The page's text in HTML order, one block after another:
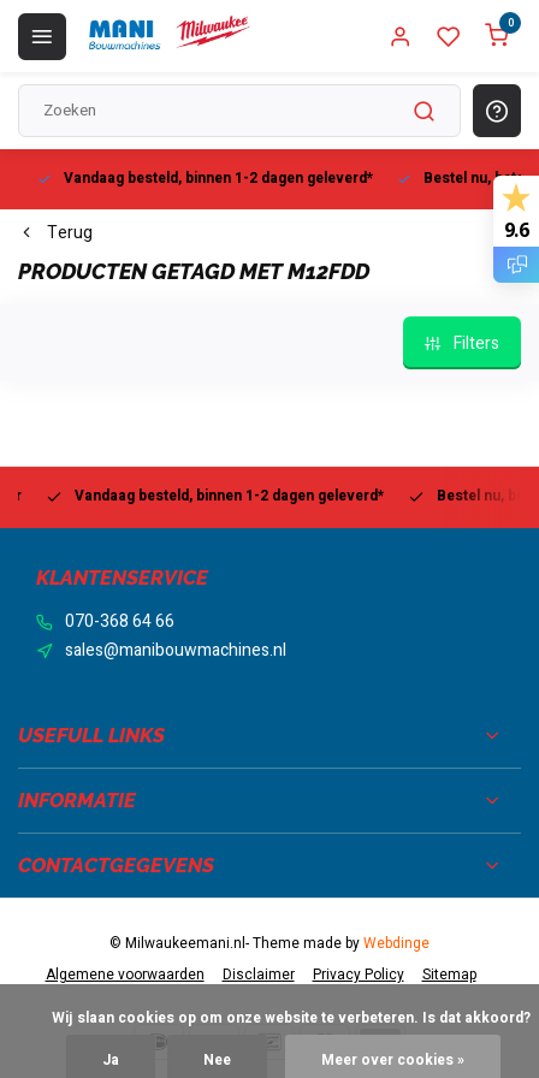
0
Vandaag besteld, binnen 1-2 dagen geleverd* Bestel nu, betaal
Terug
PRODUCTEN GETAGD MET M12FDD
Filters
Vandaag besteld, binnen 1-2 dagen geleverd* Bestel nu, betaal
KLANTENSERVICE
070-368 64 66
sales@manibouwmachines.nl
USEFULL LINKS
INFORMATIE
CONTACTGEGEVENS
Algemene voorwaarden Disclaimer Privacy Policy Sitemap
© Milwaukeemani.nl- Theme made byWebdinge
9.6
Ja Nee Meer over cookies »